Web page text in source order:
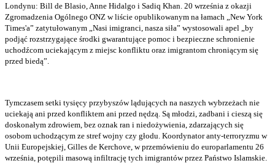
Londynu: Bill de Blasio, Anne Hidalgo i Sadiq Khan. 20 września z okazji
Zgromadzenia Ogólnego ONZ w liście opublikowanym na łamach „New York
Times'a” zatytułowanym „Nasi imigranci, nasza siła” wystosowali apel „by
podjąć rozstrzygające środki gwarantujące pomoc i bezpieczne schronienie
uchodźcom uciekającym z miejsc konfliktu oraz imigrantom chroniącym się
przed biedą”.
Tymczasem setki tysięcy przybyszów lądujących na naszych wybrzeżach nie
uciekają ani przed konfliktem ani przed nędzą. Są młodzi, zadbani i cieszą się
doskonałym zdrowiem, bez oznak ran i niedożywienia, zdarzających się
osobom uchodzącym ze stref wojny czy głodu. Koordynator anty-terroryzmu w
Unii Europejskiej, Gilles de Kerchove, w przemówieniu do europarlamentu 26
września, potępili masową infiltrację tych imigrantów przez Państwo Islamskie.